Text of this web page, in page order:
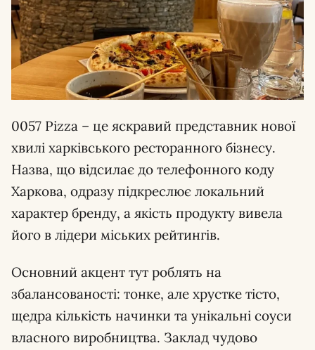
0057 Pizza – це яскравий представник нової
хвилі харківського ресторанного бізнесу.
Назва, що відсилає до телефонного коду
Харкова, одразу підкреслює локальний
характер бренду, а якість продукту вивела
його в лідери міських рейтингів.
Основний акцент тут роблять на
збалансованості: тонке, але хрустке тісто,
щедра кількість начинки та унікальні соуси
власного виробництва. Заклад чудово